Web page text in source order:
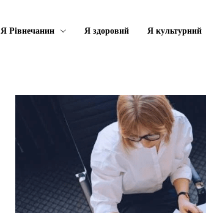
Я Рівнечанин Я здоровий Я культурний